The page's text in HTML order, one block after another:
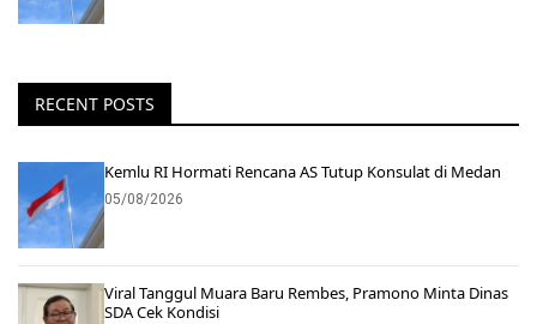
RECENT POSTS
Kemlu RI Hormati Rencana AS Tutup Konsulat di Medan
05/08/2026
Viral Tanggul Muara Baru Rembes, Pramono Minta Dinas
SDA Cek Kondisi